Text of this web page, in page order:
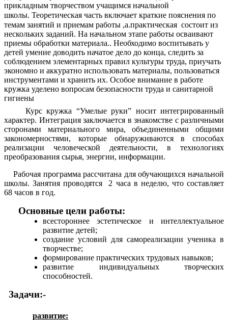
прикладным творчеством учащимся начальной
школы. Теоретическая часть включает краткие пояснения по
темам занятий и приемам работы ,а.практическая состоит из
нескольких заданий. На начальном этапе работы осваивают
приемы обработки материала.. Необходимо воспитывать у
детей умение доводить начатое дело до конца, следить за
соблюдением элементарных правил культуры труда, приучать
экономно и аккуратно использовать материалы, пользоваться
инструментами и хранить их. Особое внимание в работе
кружка уделено вопросам безопасности труда и санитарной
гигиены
Курс кружка “Умелые руки” носит интегрированный
характер. Интеграция заключается в знакомстве с различными
сторонами материального мира, объединенными общими
закономерностями, которые обнаруживаются в способах
реализации человеческой деятельности, в технологиях
преобразования сырья, энергии, информации.
Рабочая программа рассчитана для обучающихся начальной
школы. Занятия проводятся 2 часа в неделю, что составляет
68 часов в год.
Основные цели работы:
всестороннее эстетическое и интеллектуальное
развитие детей;
создание условий для самореализации ученика в
творчестве;
формирование практических трудовых навыков;
развитие индивидуальных творческих
способностей.
Задачи:-
развитие: